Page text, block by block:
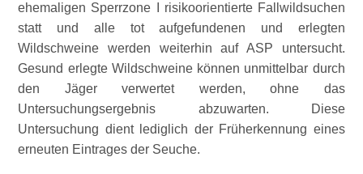
ehemaligen Sperrzone I risikoorientierte Fallwildsuchen
statt und alle tot aufgefundenen und erlegten
Wildschweine werden weiterhin auf ASP untersucht.
Gesund erlegte Wildschweine können unmittelbar durch
den Jäger verwertet werden, ohne das
Untersuchungsergebnis abzuwarten. Diese
Untersuchung dient lediglich der Früherkennung eines
erneuten Eintrages der Seuche.